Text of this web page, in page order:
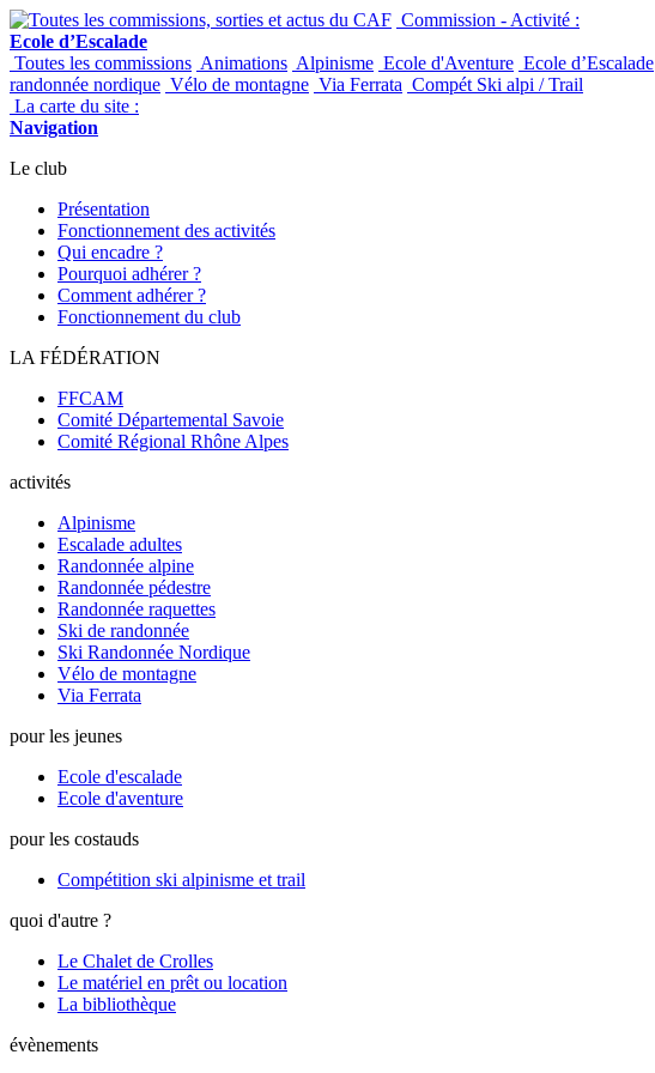
Commission - Activité :
Ecole d’Escalade
Toutes les commissions Animations Alpinisme Ecole d'Aventure Ecole d’Escalade
randonnée nordique Vélo de montagne Via Ferrata Compét Ski alpi / Trail
La carte du site :
Navigation
Le club
Présentation
Fonctionnement des activités
Qui encadre ?
Pourquoi adhérer ?
Comment adhérer ?
Fonctionnement du club
LA FÉDÉRATION
FFCAM
Comité Départemental Savoie
Comité Régional Rhône Alpes
activités
Alpinisme
Escalade adultes
Randonnée alpine
Randonnée pédestre
Randonnée raquettes
Ski de randonnée
Ski Randonnée Nordique
Vélo de montagne
Via Ferrata
pour les jeunes
Ecole d'escalade
Ecole d'aventure
pour les costauds
Compétition ski alpinisme et trail
quoi d'autre ?
Le Chalet de Crolles
Le matériel en prêt ou location
La bibliothèque
évènements